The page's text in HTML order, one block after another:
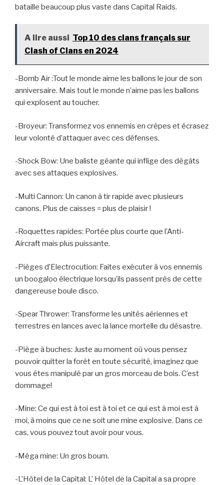
bataille beaucoup plus vaste dans Capital Raids.
A lire aussi Top 10 des clans français sur
Clash of Clans en 2024
-Bomb Air :Tout le monde aime les ballons le jour de son
anniversaire. Mais tout le monde n’aime pas les ballons
qui explosent au toucher.
-Broyeur: Transformez vos ennemis en crêpes et écrasez
leur volonté d’attaquer avec ces défenses.
-Shock Bow: Une baliste géante qui inflige des dégâts
avec ses attaques explosives.
-Multi Cannon: Un canon à tir rapide avec plusieurs
canons. Plus de caisses = plus de plaisir !
-Roquettes rapides: Portée plus courte que l’Anti-
Aircraft mais plus puissante.
-Pièges d’Electrocution: Faites exécuter à vos ennemis
un boogaloo électrique lorsqu’ils passent près de cette
dangereuse boule disco.
-Spear Thrower: Transforme les unités aériennes et
terrestres en lances avec la lance mortelle du désastre.
-Piège à buches: Juste au moment où vous pensez
pouvoir quitter la forêt en toute sécurité, imaginez que
vous êtes manipulé par un gros morceau de bois. C’est
dommage!
-Mine: Ce qui est à toi est à toi et ce qui est à moi est à
moi, à moins que ce ne soit une mine explosive. Dans ce
cas, vous pouvez tout avoir pour vous.
-Méga mine: Un gros boum.
-L’Hôtel de la Capital: L’ Hôtel de la Capital a sa propre